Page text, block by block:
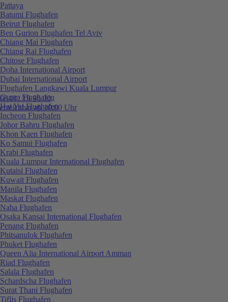
0848 / 19 96 00
erreichbar ab 10:00 Uhr
Pattaya
Batumi Flughafen
Beirut Flughafen
Ben Gurion Flughafen Tel Aviv
Chiang Mai Flughafen
Chiang Rai Flughafen
Chitose Flughafen
Doha International Airport
Dubai International Airport
Flughafen Langkawi Kuala Lumpur
Guam Flughafen
Hat Yai Flughafen
Incheon Flughafen
Johor Bahru Flughafen
Khon Kaen Flughafen
Ko Samui Flughafen
Krabi Flughafen
Kuala Lumpur International Flughafen
Kutaisi Flughafen
Kuwait Flughafen
Manila Flughafen
Maskat Flughafen
Naha Flughafen
Osaka Kansai International Flughafen
Penang Flughafen
Phitsanulok Flughafen
Phuket Flughafen
Queen Alia International Airport Amman
Riad Flughafen
Salala Flughafen
Schardscha Flughafen
Surat Thani Flughafen
Tiflis Flughafen